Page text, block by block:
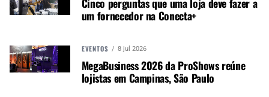
Canal WhatsApp
um fornecedor na Conecta+
EVENTOS 8 jul 2026
MegaBusiness 2026 da ProShows reúne
lojistas em Campinas, São Paulo